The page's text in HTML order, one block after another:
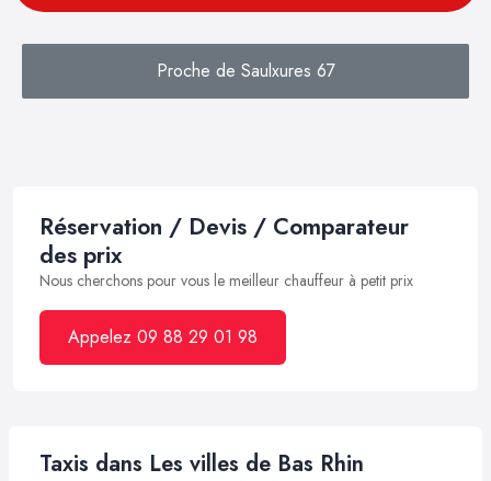
Proche de Saulxures 67
Réservation / Devis / Comparateur
des prix
Nous cherchons pour vous le meilleur chauffeur à petit prix
Appelez 09 88 29 01 98
Taxis dans Les villes de Bas Rhin